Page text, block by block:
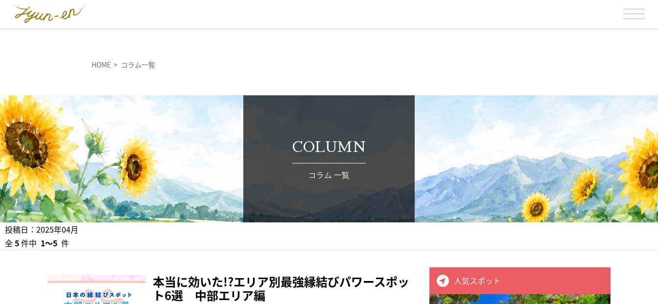
HOME コラム一覧
COLUMN
コラム 一覧
投稿日：2025年04月
全5件中 1〜5 件
本当に効いた!?エリア別最強縁結びパワースポッ
ト6選 中部エリア編
人気スポット